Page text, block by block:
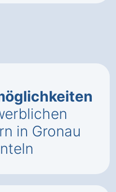
in Gronau